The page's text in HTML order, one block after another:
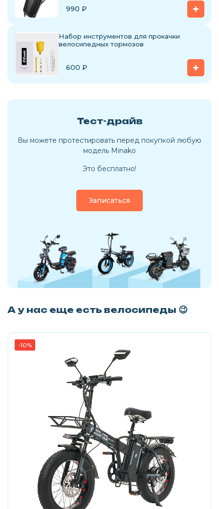
990 ₽
Набор инструментов для прокачки
велосипедных тормозов
600 ₽
Тест-драйв
Вы можете протестировать перед покупкой любую
модель Minako
Это бесплатно!
Записаться
А у нас еще есть велосипеды 😉
-10%